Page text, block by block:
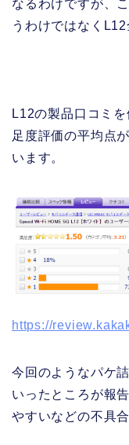
なるわけですが、
うわけではなく
L12の製品口コミ
足度評価の平均点
います。
https://
今回のようなパケ
いったところが報
やすいなどの不具